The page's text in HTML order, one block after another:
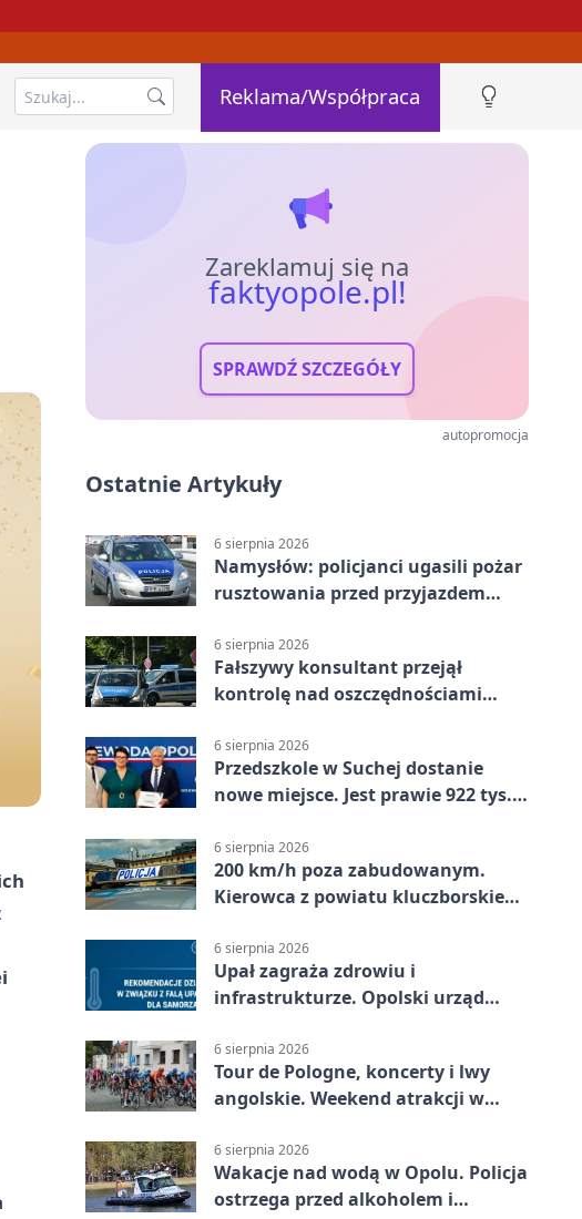
Reklama/Współpraca
Zareklamuj się na
faktyopole.pl!
SPRAWDŹ SZCZEGÓŁY
autopromocja
Ostatnie Artykuły
6 sierpnia 2026
Namysłów: policjanci ugasili pożar
rusztowania przed przyjazdem
6 sierpnia 2026
Fałszywy konsultant przejął
kontrolę nad oszczędnościami
6 sierpnia 2026
Przedszkole w Suchej dostanie
nowe miejsce. Jest prawie 922 tys.
6 sierpnia 2026
200 km/h poza zabudowanym.
Kierowca z powiatu kluczborskiego
6 sierpnia 2026
Upał zagraża zdrowiu i
infrastrukturze. Opolski urząd
6 sierpnia 2026
Tour de Pologne, koncerty i lwy
angolskie. Weekend atrakcji w
6 sierpnia 2026
Wakacje nad wodą w Opolu. Policja
ostrzega przed alkoholem i